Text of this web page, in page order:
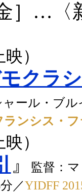
］…〈
）
クラ
ール・ブル
ランシス・
）
』
監督：
／YIDFF